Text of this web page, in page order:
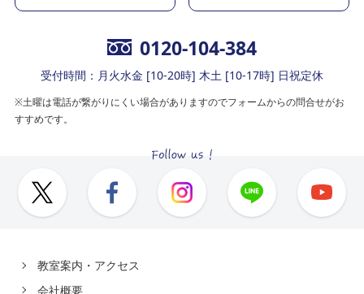
0120-104-384
受付時間：月火水金 [10-20時] 木土 [10-17時] 日祝定休
※土曜は電話が繋がりにくい場合がありますのでフォームからの問合せがお
すすめです。
教室案内・アクセス
会社概要